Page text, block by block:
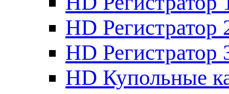
HD Регистратор
HD Регистратор
HD Купольные